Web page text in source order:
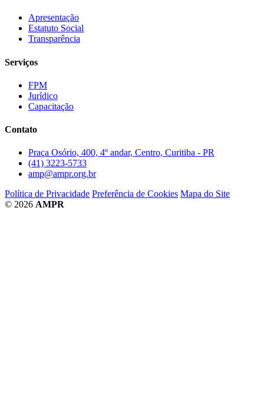
Apresentação
Estatuto Social
Transparência
Serviços
FPM
Jurídico
Capacitação
Contato
Praça Osório, 400, 4º andar, Centro, Curitiba - PR
(41) 3223-5733
amp@ampr.org.br
Política de Privacidade Preferência de Cookies Mapa do Site
© 2026 AMPR